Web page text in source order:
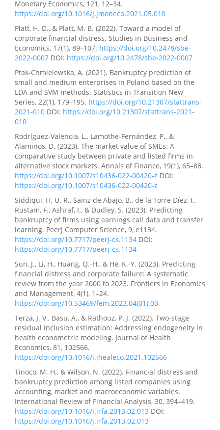
Monetary Economics, 121, 12–34.
https://doi.org/10.1016/j.jmoneco.2021.05.010
Platt, H. D., & Platt, M. B. (2022). Toward a model of
corporate financial distress. Studies in Business and
Economics, 17(1), 89–107. https://doi.org/10.2478/sbe-
2022-0007 DOI: https://doi.org/10.2478/sbe-2022-0007
Ptak-Chmielewska, A. (2021). Bankruptcy prediction of
small and medium enterprises in Poland based on the
LDA and SVM methods. Statistics in Transition New
Series, 22(1), 179–195. https://doi.org/10.21307/stattrans-
2021-010 DOI: https://doi.org/10.21307/stattrans-2021-
010
Rodríguez-Valencia, L., Lamothe-Fernández, P., &
Alaminos, D. (2023). The market value of SMEs: A
comparative study between private and listed firms in
alternative stock markets. Annals of Finance, 19(1), 65–88.
https://doi.org/10.1007/s10436-022-00420-z DOI:
https://doi.org/10.1007/s10436-022-00420-z
Siddiqui, H. U. R., Sainz de Abajo, B., de la Torre Díez, I.,
Rustam, F., Ashraf, I., & Dudley, S. (2023). Predicting
bankruptcy of firms using earnings call data and transfer
learning. PeerJ Computer Science, 9, e1134.
https://doi.org/10.7717/peerj-cs.1134 DOI:
https://doi.org/10.7717/peerj-cs.1134
Sun, J., Li, H., Huang, Q.-H., & He, K.-Y. (2023). Predicting
financial distress and corporate failure: A systematic
review from the year 2000 to 2023. Frontiers in Economics
and Management, 4(1), 1–24.
https://doi.org/10.53469/fem.2023.04(01).03
Terza, J. V., Basu, A., & Rathouz, P. J. (2022). Two-stage
residual inclusion estimation: Addressing endogeneity in
health econometric modeling. Journal of Health
Economics, 81, 102566.
https://doi.org/10.1016/j.jhealeco.2021.102566
Tinoco, M. H., & Wilson, N. (2022). Financial distress and
bankruptcy prediction among listed companies using
accounting, market and macroeconomic variables.
International Review of Financial Analysis, 30, 394–419.
https://doi.org/10.1016/j.irfa.2013.02.013 DOI:
https://doi.org/10.1016/j.irfa.2013.02.013